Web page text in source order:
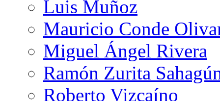
Luis Muñoz
Mauricio Conde
Miguel Ángel Rivera
Ramón Zurita
Roberto Vizcaíno